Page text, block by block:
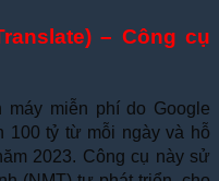
– Công cụ
miễn phí do Google
100 tỷ từ mỗi ngày và hỗ
2023. Công cụ này sử